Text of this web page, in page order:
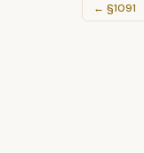
← §1091